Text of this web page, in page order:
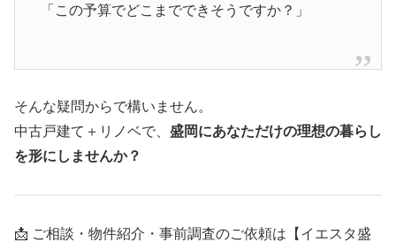
「この予算でどこまでできそうですか？」
そんな疑問からで構いません。
中古戸建て＋リノベで、 盛岡にあなただけの理想の暮らし
を形にしませんか？
📩 ご相談・物件紹介・事前調査のご依頼は【イエスタ盛